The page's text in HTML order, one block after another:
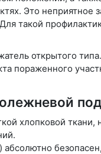
Это неприятное
такой
открытого
пораженного
хлопковой